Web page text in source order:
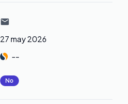
27 may 2026
--
No